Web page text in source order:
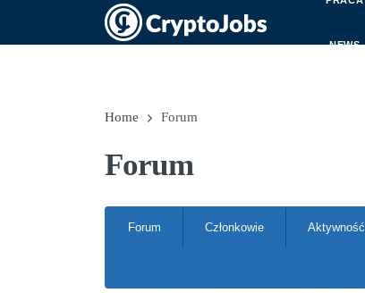
NEWS
Home Forum
Forum
Forum
Członkowie Aktywność